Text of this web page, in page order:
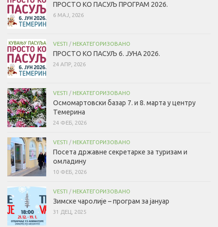
ПРОСТО КО ПАСУЉ ПРОГРАМ 2026.
6 МАЈ, 2026
VESTI / НЕКАТЕГОРИЗОВАНО
ПРОСТО КО ПАСУЉ 6. ЈУНА 2026.
24 АПР, 2026
VESTI / НЕКАТЕГОРИЗОВАНО
Осмомартовски базар 7. и 8. марта у центру
Темерина
24 ФЕБ, 2026
VESTI / НЕКАТЕГОРИЗОВАНО
Посета државне секретарке за туризам и
омладину
10 ФЕБ, 2026
VESTI / НЕКАТЕГОРИЗОВАНО
Зимске чаролије – програм за јануар
31 ДЕЦ, 2025